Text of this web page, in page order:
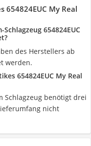
My Real
654824EUC
des Herstellers ab
werden.
654824EUC My Real
Schlagzeug benötigt drei
nicht